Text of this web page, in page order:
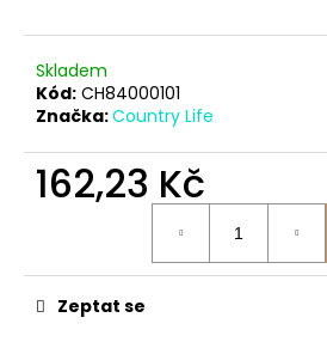
Skladem
Kód: CH84000101
Značka:Country Life
162,23 Kč
Zeptat se
D
r
u